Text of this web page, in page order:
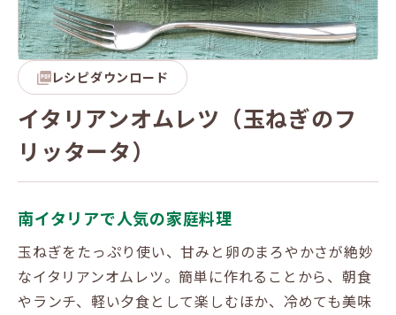
レシピダウンロード
イタリアンオムレツ（玉ねぎのフ
リッタータ）
南イタリアで人気の家庭料理
玉ねぎをたっぷり使い、甘みと卵のまろやかさが絶妙
なイタリアンオムレツ。簡単に作れることから、朝食
やランチ、軽い夕食として楽しむほか、冷めても美味